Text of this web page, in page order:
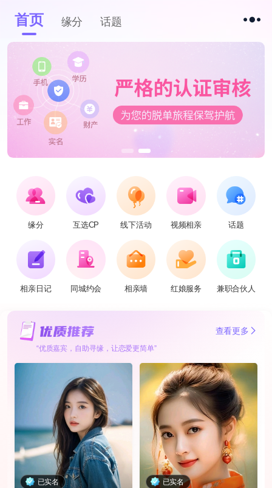
首页 缘分 话题
缘分 互选CP 线下活动 视频相亲 话题
相亲日记 同城约会 相亲墙 红娘服务 兼职合伙人
查看更多
“优质嘉宾，自助寻缘，让恋爱更简单”
已实名 已实名